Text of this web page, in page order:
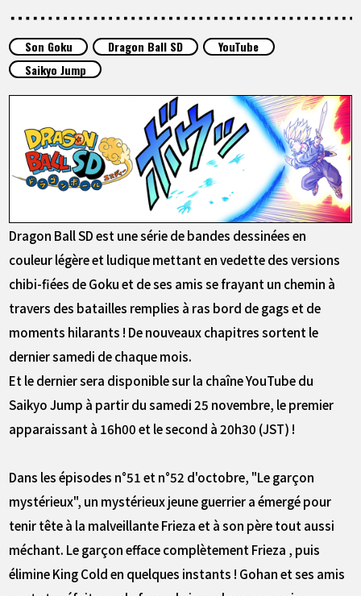
ARTICLES
À PROPOS
LANGUAGE
JP
EN FR DE ES
Son Goku Dragon Ball SD
YouTube
Saikyo Jump
Dragon Ball SD est une série de bandes dessinées en
couleur légère et ludique mettant en vedette des versions
chibi-fiées de Goku et de ses amis se frayant un chemin à
travers des batailles remplies à ras bord de gags et de
moments hilarants ! De nouveaux chapitres sortent le
dernier samedi de chaque mois.
Et le dernier sera disponible sur la chaîne YouTube du
Saikyo Jump à partir du samedi 25 novembre, le premier
apparaissant à 16h00 et le second à 20h30 (JST) !
Dans les épisodes n°51 et n°52 d'octobre, "Le garçon
mystérieux", un mystérieux jeune guerrier a émergé pour
tenir tête à la malveillante Frieza et à son père tout aussi
méchant. Le garçon efface complètement Frieza , puis
élimine King Cold en quelques instants ! Gohan et ses amis